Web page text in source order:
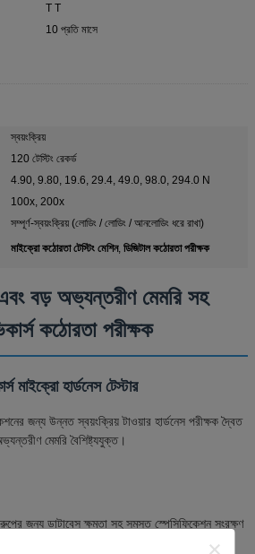
T T
10 প্রতি মাসে
স্বয়ংক্রিয়
120 টেস্টিং রেকর্ড
4.90, 9.80, 19.6, 29.4, 49.0, 98.0, 294.0 N
100x, 200x
সম্পূর্ণ-স্বয়ংক্রিয় (লোডিং / লোডিং / আনলোডিং ধরে রাখা)
মাইক্রো কঠোরতা টেস্টিং মেশিন, ডিজিটাল কঠোরতা পরীক্ষক
বড় অভ্যন্তরীণ মেমরি সহ
কঠোরতা পরীক্ষক
মাইক্রো হার্ডনেস টেস্টার
জন্য উন্নত স্বয়ংক্রিয় টাওয়ার হার্ডনেস পরীক্ষক দ্বৈত
মেমরি বৈশিষ্ট্যযুক্ত।
জন্য ডাটাবেস ক্ষমতা সহ সমস্ত স্পেসিফিকেশন সংরক্ষণ